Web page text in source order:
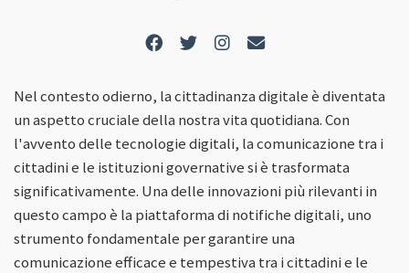
Nel contesto odierno, la cittadinanza digitale è diventata
un aspetto cruciale della nostra vita quotidiana. Con
l'avvento delle tecnologie digitali, la comunicazione tra i
cittadini e le istituzioni governative si è trasformata
significativamente. Una delle innovazioni più rilevanti in
questo campo è la piattaforma di notifiche digitali, uno
strumento fondamentale per garantire una
comunicazione efficace e tempestiva tra i cittadini e le